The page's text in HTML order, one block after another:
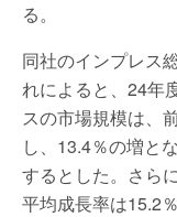
る。
同社のインプレス
れによると、24年
スの市場規模は、
し、13.4％の増と
するとした。さら
平均成長率は15.2